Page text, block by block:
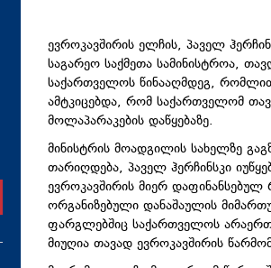
ევროკავშირის ელჩის, პაველ
საგარეო საქმეთა სამინისტროა,
საქართველოს წინააღმდეგ,
ამტკიცებდა, რომ საქართველომ
მოლაპარაკების დაწყებაზე.
მინისტრის მოადგილის სახელზე
თარიღდება, პაველ ჰერჩინსკი
ევროკავშირის მიერ
ორგანიზებული დანაშაულის
ფარგლებშიც საქართველოს
მიუღია თავად ევროკავშირის